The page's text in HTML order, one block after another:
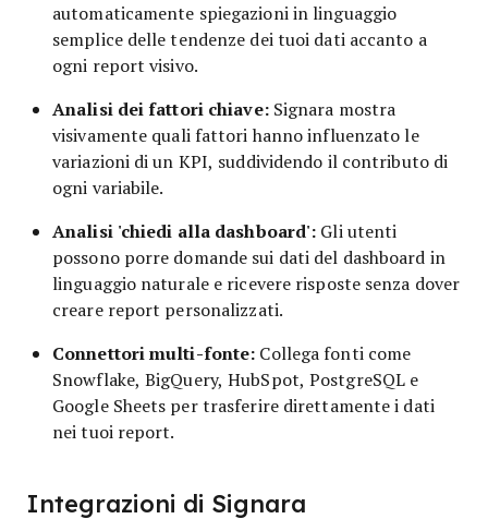
automaticamente spiegazioni in linguaggio
semplice delle tendenze dei tuoi dati accanto a
ogni report visivo.
Analisi dei fattori chiave: Signara mostra
visivamente quali fattori hanno influenzato le
variazioni di un KPI, suddividendo il contributo di
ogni variabile.
Analisi 'chiedi alla dashboard': Gli utenti
possono porre domande sui dati del dashboard in
linguaggio naturale e ricevere risposte senza dover
creare report personalizzati.
Connettori multi-fonte: Collega fonti come
Snowflake, BigQuery, HubSpot, PostgreSQL e
Google Sheets per trasferire direttamente i dati
nei tuoi report.
Integrazioni di Signara